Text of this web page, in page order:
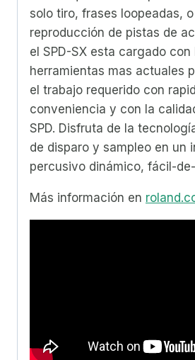
solo tiro, frases loopeadas,
reproducción de pistas de
el SPD-SX esta cargado
herramientas mas actuales
el trabajo requerido con
conveniencia y con la
SPD. Disfruta de la
de disparo y sampleo en un
percusivo dinámico, fácil-
Más información en